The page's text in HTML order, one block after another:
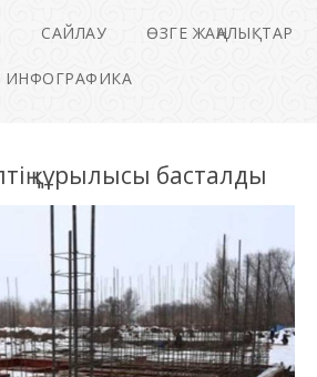
САЙЛАУ ӨЗГЕ ЖАҢАЛЫҚТАР
ИНФОГРАФИКА
құрылысы басталды